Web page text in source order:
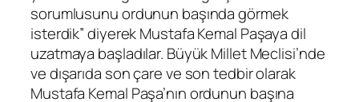
sorumlusunu ordunun başında görmek
isterdik” diyerek Mustafa Kemal Paşaya dil
uzatmaya başladılar. Büyük Millet Meclisi’nde
ve dışarıda son çare ve son tedbir olarak
Mustafa Kemal Paşa’nın ordunun başına